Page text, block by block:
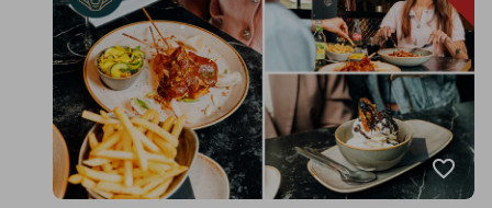
favorite_border